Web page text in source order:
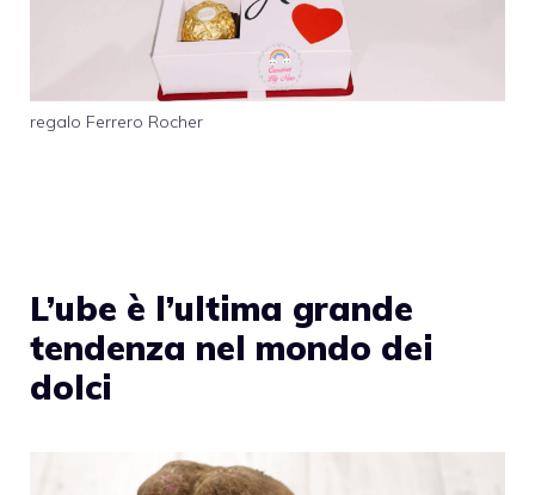
regalo Ferrero Rocher
L’ube è l’ultima grande
tendenza nel mondo dei
dolci